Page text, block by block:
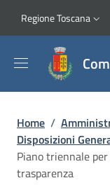
Slim top
Regione Toscana
Briciole
Home /
Disposizioni
Piano triennale
trasparenza